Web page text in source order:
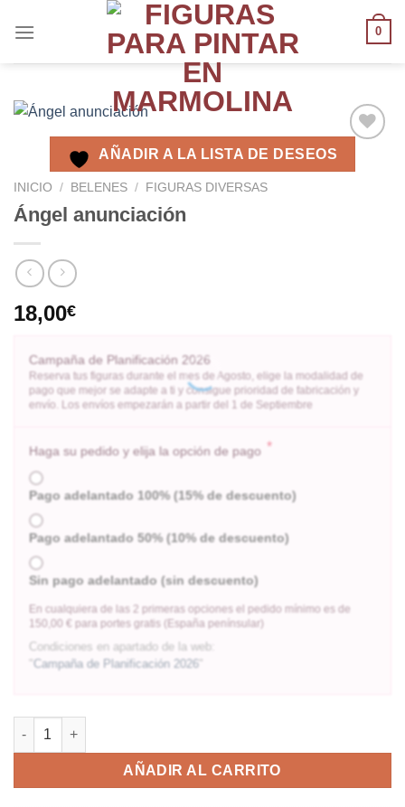
0
AÑADIR
AÑADIR A LA LISTA DE DESEOS
INICIO / BELENES / FIGURAS DIVERSAS
Ángel anunciación
18,00€
Campaña de Planificación 2026
Reserva tus figuras durante el mes de Agosto, elige la modalidad de
pago que mejor se adapte a ti y consigue prioridad de fabricación y
envío. Los envíos empezarán a partir del 1 de Septiembre
Haga su pedido y elija la opción de pago *
Pago adelantado 100% (15% de descuento)
Pago adelantado 50% (10% de descuento)
Sin pago adelantado (sin descuento)
En cualquiera de las 2 primeras opciones el pedido mínimo es de
150,00 € para portes gratis (España penínsular)
Condiciones en apartado de la web:
"Campaña de Planificación 2026 "
AÑADIR AL CARRITO